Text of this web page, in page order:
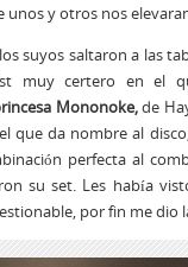
unos y otros nos
suyos saltaron a las
muy certero en el
Mononoke,de
que da nombre al
perfecta al
su set. Les había
por fin me dio